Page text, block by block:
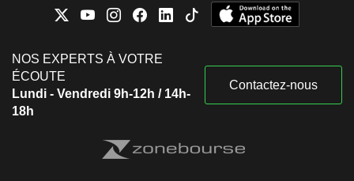
NOS EXPERTS À VOTRE
ÉCOUTE
Lundi - Vendredi 9h-12h / 14h-
18h
Contactez-nous